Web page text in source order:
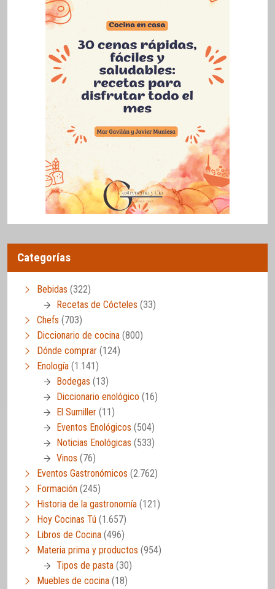
Categorías
Bebidas (322)
Recetas de Cócteles (33)
Chefs (703)
Diccionario de cocina (800)
Dónde comprar (124)
Enología (1.141)
Bodegas (13)
Diccionario enológico (16)
El Sumiller (11)
Eventos Enológicos (504)
Noticias Enológicas (533)
Vinos (76)
Eventos Gastronómicos (2.762)
Formación (245)
Historia de la gastronomía (121)
Hoy Cocinas Tú (1.657)
Libros de Cocina (496)
Materia prima y productos (954)
Tipos de pasta (30)
Muebles de cocina (18)